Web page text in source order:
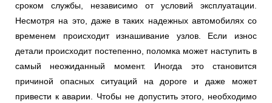
GTV MITO RZ
SPIDER
сроком службы, независимо от условий эксплуатации.
Несмотря на это, даже в таких надежных автомобилях со
временем происходит изнашивание узлов. Если износ
детали происходит постепенно, поломка может наступить в
самый неожиданный момент. Иногда это становится
причиной опасных ситуаций на дороге и даже может
привести к аварии. Чтобы не допустить этого, необходимо